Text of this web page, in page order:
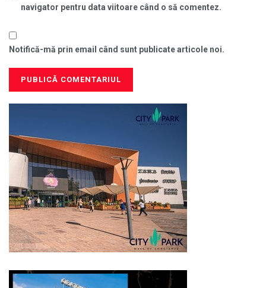
navigator pentru data viitoare când o să comentez.
Notifică-mă prin email când sunt publicate articole noi.